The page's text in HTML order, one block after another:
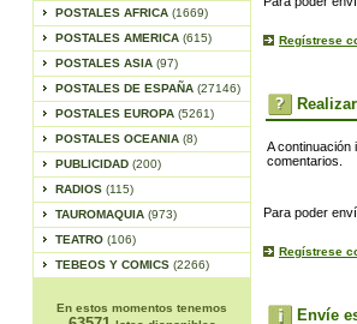
POSTALES AFRICA (1669)
POSTALES AMERICA (615)
POSTALES ASIA (97)
POSTALES DE ESPAÑA (27146)
POSTALES EUROPA (5261)
POSTALES OCEANIA (8)
PUBLICIDAD (200)
RADIOS (115)
TAUROMAQUIA (973)
TEATRO (106)
TEBEOS Y COMICS (2266)
En estos momentos tenemos
Regístrese
A continuación
comentarios.
Para poder
Regístrese
Envíe